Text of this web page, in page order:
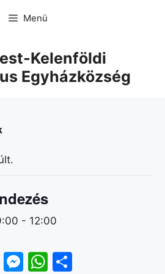
Menü
Kelenföldi
Egyházközség
- 12:00
G M W